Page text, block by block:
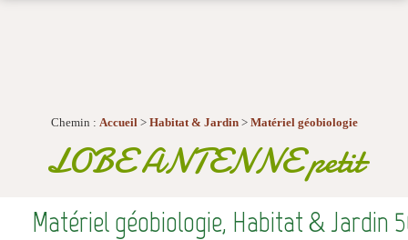
Chemin : Accueil> Habitat & Jardin> Matériel géobiologie
LOBE ANTENNE petit
Matériel géobiologie, Habitat & Jardin